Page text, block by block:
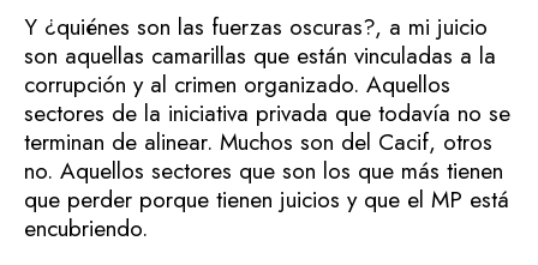
Y ¿quiénes son las fuerzas oscuras?, a mi juicio
son aquellas camarillas que están vinculadas a la
corrupción y al crimen organizado. Aquellos
sectores de la iniciativa privada que todavía no se
terminan de alinear. Muchos son del Cacif, otros
no. Aquellos sectores que son los que más tienen
que perder porque tienen juicios y que el MP está
encubriendo.